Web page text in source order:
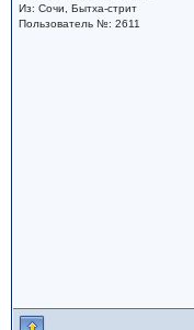
Из: Сочи, Бытха-стрит
Пользователь №: 2611